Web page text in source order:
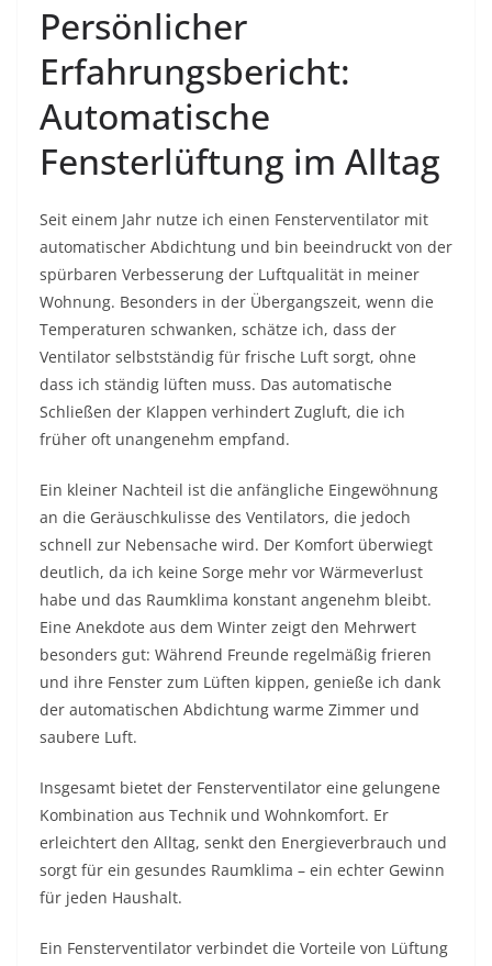
Persönlicher
Erfahrungsbericht:
Automatische
Fensterlüftung im Alltag
Seit einem Jahr nutze ich einen Fensterventilator mit
automatischer Abdichtung und bin beeindruckt von der
spürbaren Verbesserung der Luftqualität in meiner
Wohnung. Besonders in der Übergangszeit, wenn die
Temperaturen schwanken, schätze ich, dass der
Ventilator selbstständig für frische Luft sorgt, ohne
dass ich ständig lüften muss. Das automatische
Schließen der Klappen verhindert Zugluft, die ich
früher oft unangenehm empfand.
Ein kleiner Nachteil ist die anfängliche Eingewöhnung
an die Geräuschkulisse des Ventilators, die jedoch
schnell zur Nebensache wird. Der Komfort überwiegt
deutlich, da ich keine Sorge mehr vor Wärmeverlust
habe und das Raumklima konstant angenehm bleibt.
Eine Anekdote aus dem Winter zeigt den Mehrwert
besonders gut: Während Freunde regelmäßig frieren
und ihre Fenster zum Lüften kippen, genieße ich dank
der automatischen Abdichtung warme Zimmer und
saubere Luft.
Insgesamt bietet der Fensterventilator eine gelungene
Kombination aus Technik und Wohnkomfort. Er
erleichtert den Alltag, senkt den Energieverbrauch und
sorgt für ein gesundes Raumklima – ein echter Gewinn
für jeden Haushalt.
Ein Fensterventilator verbindet die Vorteile von Lüftung